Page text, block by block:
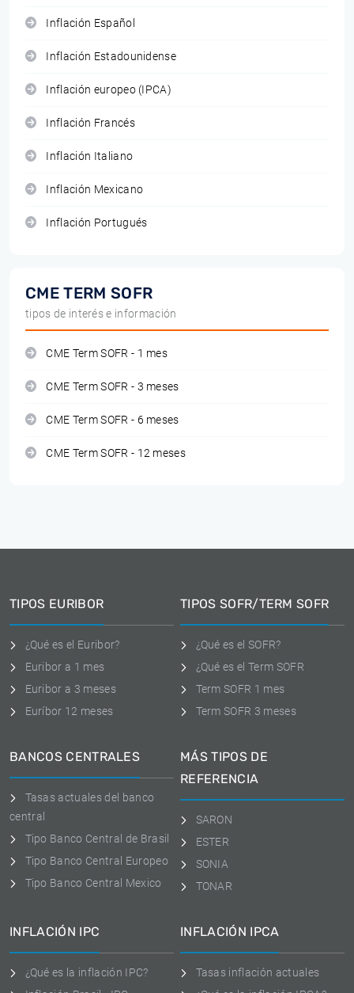
Inflación Español
Inflación Estadounidense
Inflación europeo (IPCA)
Inflación Francés
Inflación Italiano
Inflación Mexicano
Inflación Portugués
CME TERM SOFR
tipos de interés e información
CME Term SOFR - 1 mes
CME Term SOFR - 3 meses
CME Term SOFR - 6 meses
CME Term SOFR - 12 meses
TIPOS EURIBOR
¿Qué es el Euribor?
Euribor a 1 mes
Euribor a 3 meses
Euríbor 12 meses
TIPOS SOFR/TERM SOFR
¿Qué es el SOFR?
¿Qué es el Term SOFR
Term SOFR 1 mes
Term SOFR 3 meses
BANCOS CENTRALES
Tasas actuales del banco
central
Tipo Banco Central de Brasil
Tipo Banco Central Europeo
Tipo Banco Central Mexico
MÁS TIPOS DE
REFERENCIA
SARON
ESTER
SONIA
TONAR
INFLACIÓN IPC
¿Qué es la inflación IPC?
INFLACIÓN IPCA
Tasas inflación actuales